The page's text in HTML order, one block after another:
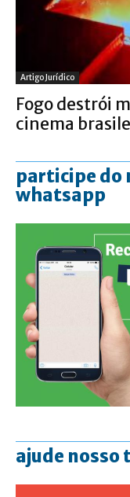
Artigo Jurídico
Fogo destrói
cinema
participe do
whatsapp
ajude nosso